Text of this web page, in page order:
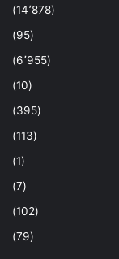
(14٬878)
(95)
(6٬955)
(10)
(395)
(113)
(1)
(7)
(102)
(79)